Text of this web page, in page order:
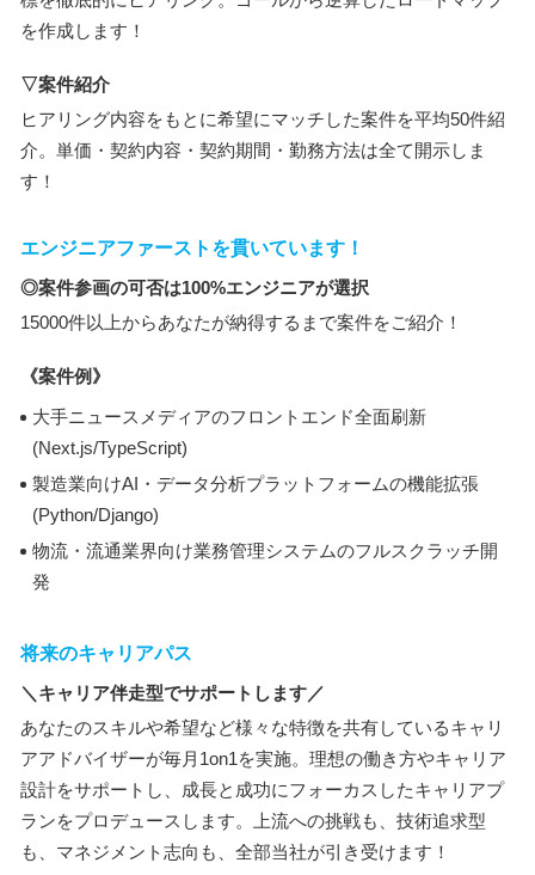
を作成します！
▽案件紹介
ヒアリング内容をもとに希望にマッチした案件を平均50件紹
介。単価・契約内容・契約期間・勤務方法は全て開示しま
す！
エンジニアファーストを貫いています！
◎案件参画の可否は100%エンジニアが選択
15000件以上からあなたが納得するまで案件をご紹介！
《案件例》
大手ニュースメディアのフロントエンド全面刷新
(Next.js/TypeScript)
製造業向けAI・データ分析プラットフォームの機能拡張
(Python/Django)
物流・流通業界向け業務管理システムのフルスクラッチ開
発
将来のキャリアパス
＼キャリア伴走型でサポートします／
あなたのスキルや希望など様々な特徴を共有しているキャリ
アアドバイザーが毎月1on1を実施。理想の働き方やキャリア
設計をサポートし、成長と成功にフォーカスしたキャリアプ
ランをプロデュースします。上流への挑戦も、技術追求型
も、マネジメント志向も、全部当社が引き受けます！